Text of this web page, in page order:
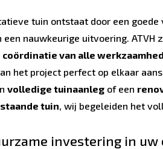
tuin ontstaat door een goede
een nauwkeurige uitvoering. ATVH
van alle
het project perfect op elkaar
volledige tuinaanlegof een
tuin , wij begeleiden het
investering in uw